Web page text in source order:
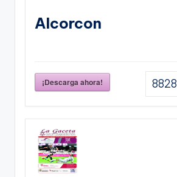
Alcorcon
¡Descarga ahora! 8828